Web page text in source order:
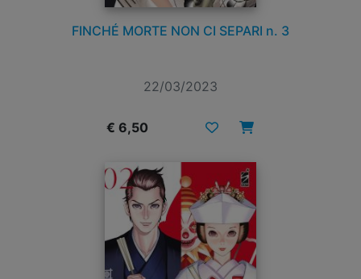
FINCHÉ MORTE NON CI SEPARI n. 3
22/03/2023
€ 6,50